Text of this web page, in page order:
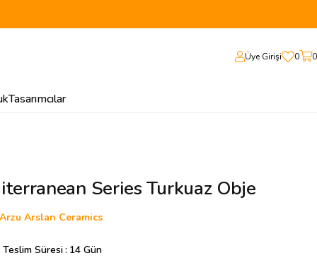
Üye Girişi 0 0
Tasarımcılar
Series Turkuaz Obje
Arzu Arslan Ceramics
Teslim Süresi: 14 Gün